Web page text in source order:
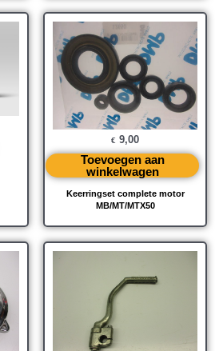
Keerringset complete motor
MB/MT/MTX50
€ 9,00
Toevoegen aan
winkelwagen